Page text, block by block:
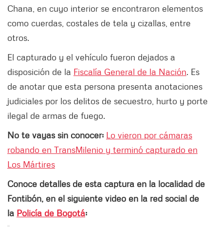
Chana, en cuyo interior se encontraron elementos
como cuerdas, costales de tela y cizallas, entre
otros.
El capturado y el vehículo fueron dejados a
disposición de la Fiscalía General de la Nación. Es
de anotar que esta persona presenta anotaciones
judiciales por los delitos de secuestro, hurto y porte
ilegal de armas de fuego.
No te vayas sin conocer: Lo vieron por cámaras
robando en TransMilenio y terminó capturado en
Los Mártires
Conoce detalles de esta captura en la localidad de
Fontibón, en el siguiente video en la red social de
la Policía de Bogotá: